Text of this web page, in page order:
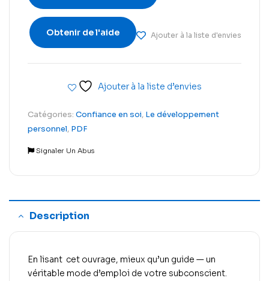
Obtenir de l'aide Ajouter à la liste d'envies
Ajouter à la liste d’envies
Catégories: Confiance en soi, Le développement
personnel, PDF
Signaler Un Abus
Description
En lisant cet ouvrage, mieux qu’un guide — un
véritable mode d’emploi de votre subconscient.